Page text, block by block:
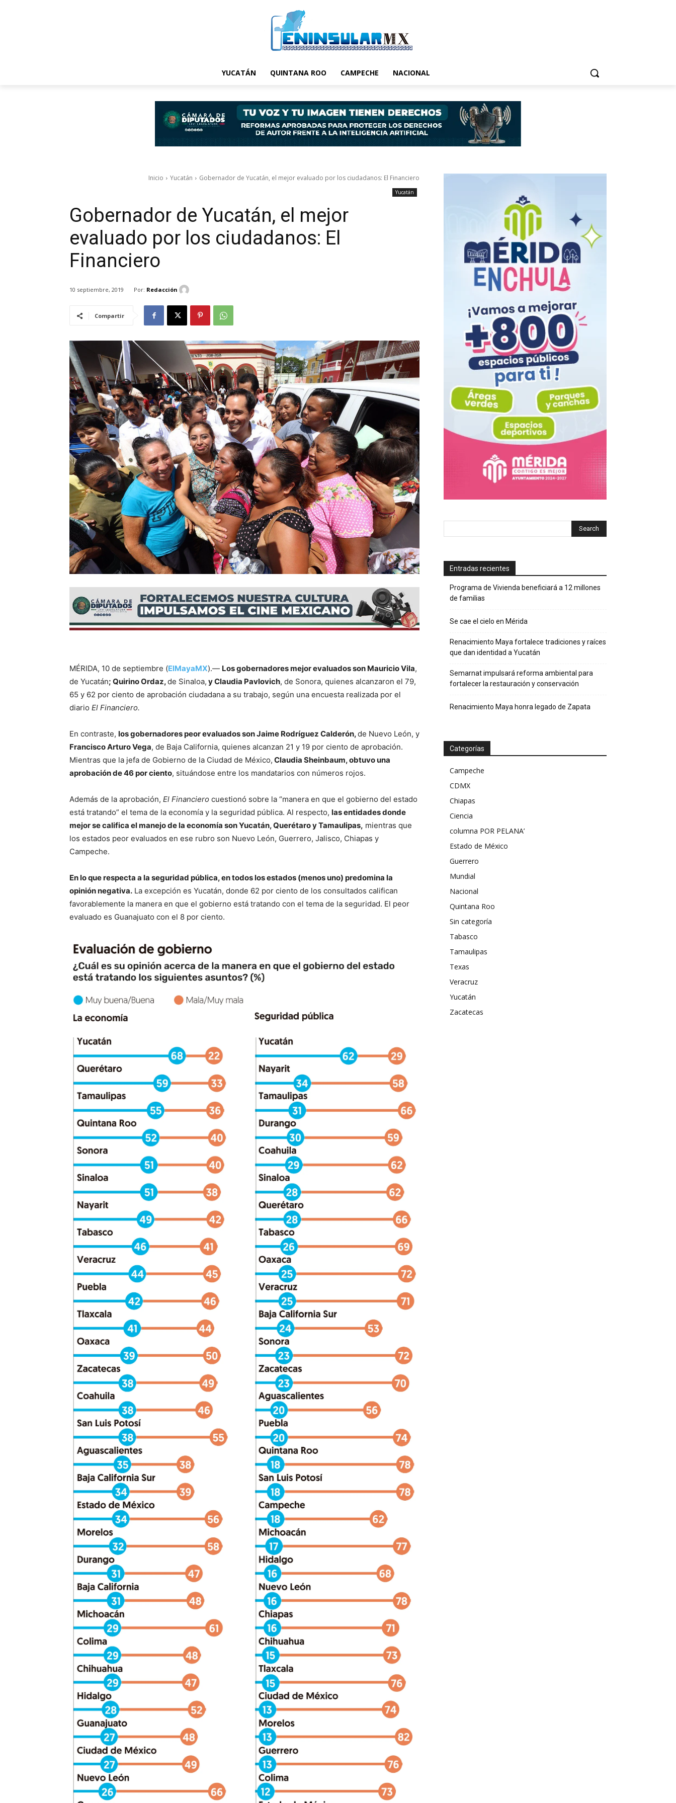
YUCATÁN QUINTANA ROO CAMPECHE NACIONAL
Inicio Yucatán Gobernador de Yucatán, el mejor evaluado por los ciudadanos: El Financiero
Yucatán
Gobernador de Yucatán, el mejor
evaluado por los ciudadanos: El
Financiero
10 septiembre, 2019 Por: Redacción
Compartir
MÉRIDA, 10 de septiembre (ElMayaMX).— Los gobernadores mejor evaluados son Mauricio Vila,
de Yucatán; Quirino Ordaz,de Sinaloa, y Claudia Pavlovich, de Sonora, quienes alcanzaron el 79,
65 y 62 por ciento de aprobación ciudadana a su trabajo, según una encuesta realizada por el
diario El Financiero.
En contraste, los gobernadores peor evaluados son Jaime Rodríguez Calderón,de Nuevo León, y
Francisco Arturo Vega, de Baja California, quienes alcanzan 21 y 19 por ciento de aprobación.
Mientras que la jefa de Gobierno de la Ciudad de México, Claudia Sheinbaum, obtuvo una
aprobación de 46 por ciento, situándose entre los mandatarios con números rojos.
Además de la aprobación, El Financiero cuestionó sobre la “manera en que el gobierno del estado
está tratando” el tema de la economía y la seguridad pública. Al respecto, las entidades donde
mejor se califica el manejo de la economía son Yucatán, Querétaro y Tamaulipas, mientras que
los estados peor evaluados en ese rubro son Nuevo León, Guerrero, Jalisco, Chiapas y
Campeche.
En lo que respecta a la seguridad pública, en todos los estados (menos uno) predomina la
opinión negativa. La excepción es Yucatán, donde 62 por ciento de los consultados califican
favorablemente la manera en que el gobierno está tratando con el tema de la seguridad. El peor
evaluado es Guanajuato con el 8 por ciento.
Entradas recientes
Programa de Vivienda beneficiará a 12 millones
de familias
Se cae el cielo en Mérida
Renacimiento Maya fortalece tradiciones y raíces
que dan identidad a Yucatán
Semarnat impulsará reforma ambiental para
fortalecer la restauración y conservación
Renacimiento Maya honra legado de Zapata
Categorías
Campeche
CDMX
Chiapas
Ciencia
columna POR PELANA’
Estado de México
Guerrero
Mundial
Nacional
Quintana Roo
Sin categoría
Tabasco
Tamaulipas
Texas
Veracruz
Yucatán
Zacatecas